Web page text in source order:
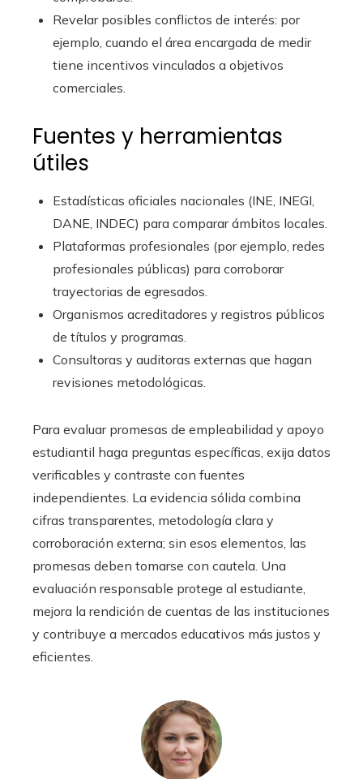
Revelar posibles conflictos de interés: por
ejemplo, cuando el área encargada de medir
tiene incentivos vinculados a objetivos
comerciales.
Fuentes y herramientas
útiles
Estadísticas oficiales nacionales (INE, INEGI,
DANE, INDEC) para comparar ámbitos locales.
Plataformas profesionales (por ejemplo, redes
profesionales públicas) para corroborar
trayectorias de egresados.
Organismos acreditadores y registros públicos
de títulos y programas.
Consultoras y auditoras externas que hagan
revisiones metodológicas.
Para evaluar promesas de empleabilidad y apoyo
estudiantil haga preguntas específicas, exija datos
verificables y contraste con fuentes
independientes. La evidencia sólida combina
cifras transparentes, metodología clara y
corroboración externa; sin esos elementos, las
promesas deben tomarse con cautela. Una
evaluación responsable protege al estudiante,
mejora la rendición de cuentas de las instituciones
y contribuye a mercados educativos más justos y
eficientes.